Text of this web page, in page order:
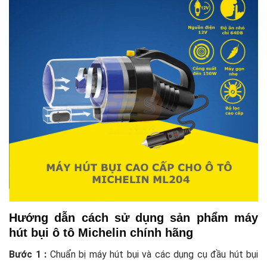
Hướng dẫn cách sử dụng sản phẩm máy
hút bụi ô tô Michelin chính hãng
Bước 1 : Chuẩn bị máy hút bụi và các dụng cụ đầu hút bụi